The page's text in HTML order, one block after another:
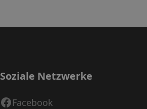
Soziale Netzwerke
Facebook